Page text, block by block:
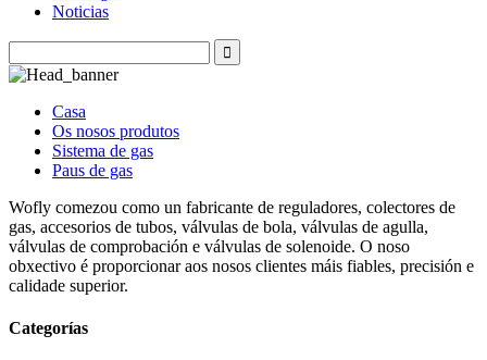
Noticias
Casa
Os nosos produtos
Sistema de gas
Paus de gas
Wofly comezou como un fabricante de reguladores, colectores de
gas, accesorios de tubos, válvulas de bola, válvulas de agulla,
válvulas de comprobación e válvulas de solenoide. O noso
obxectivo é proporcionar aos nosos clientes máis fiables, precisión e
calidade superior.
Categorías